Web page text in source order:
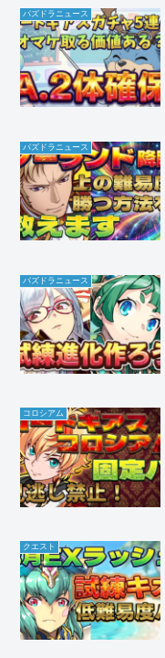
パズドラニュース
パズドラニュース
パズドラニュース
コロシアム
クエスト